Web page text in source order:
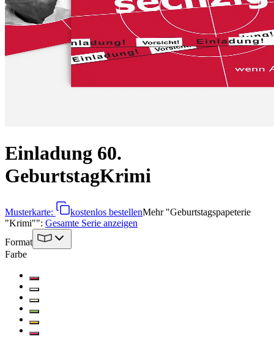
Einladung 60.
GeburtstagKrimi
Musterkarte: kostenlos bestellenMehr"Geburtstagspapeterie
"Krimi"": Gesamte Serie anzeigen
Format
Farbe